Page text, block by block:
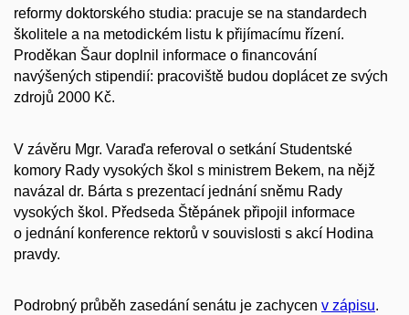
reformy doktorského studia: pracuje se na standardech
školitele a na metodickém listu k přijímacímu řízení.
Proděkan Šaur doplnil informace o financování
navýšených stipendií: pracoviště budou doplácet ze svých
zdrojů 2000 Kč.
V závěru Mgr. Varaďa referoval o setkání Studentské
komory Rady vysokých škol s ministrem Bekem, na nějž
navázal dr. Bárta s prezentací jednání sněmu Rady
vysokých škol. Předseda Štěpánek připojil informace
o jednání konference rektorů v souvislosti s akcí Hodina
pravdy.
Podrobný průběh zasedání senátu je zachycen v zápisu.